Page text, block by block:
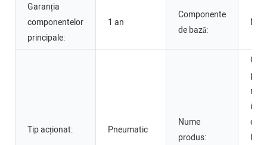
Garanția
componentelor
principale:
1 an
Componente
de bază:
Tip acționat: Pneumatic
Nume
produs:
cu
la